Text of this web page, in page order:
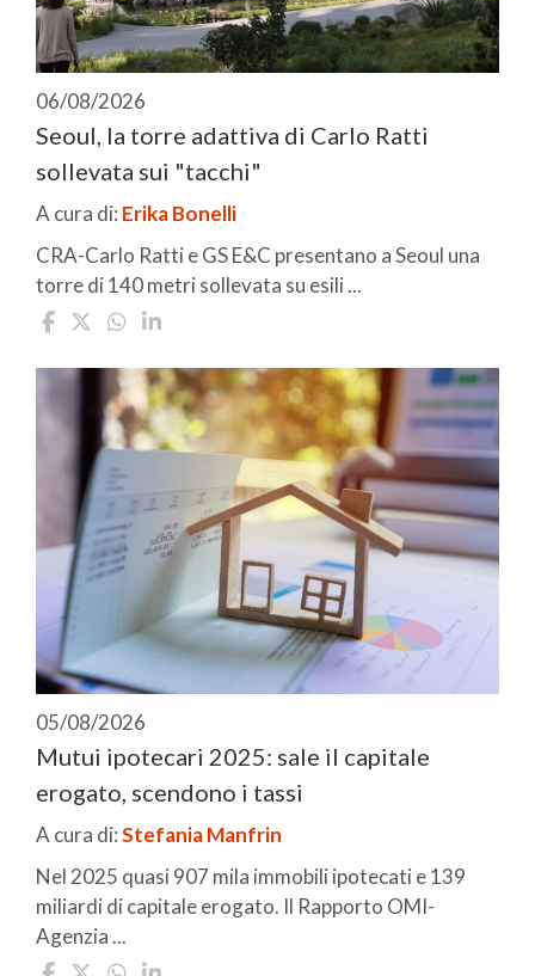
06/08/2026
Seoul, la torre adattiva di Carlo Ratti
sollevata sui "tacchi"
A cura di: Erika Bonelli
CRA-Carlo Ratti e GS E&C presentano a Seoul una
torre di 140 metri sollevata su esili ...
05/08/2026
Mutui ipotecari 2025: sale il capitale
erogato, scendono i tassi
A cura di:Stefania Manfrin
Nel 2025 quasi 907 mila immobili ipotecati e 139
miliardi di capitale erogato. Il Rapporto OMI-
Agenzia ...